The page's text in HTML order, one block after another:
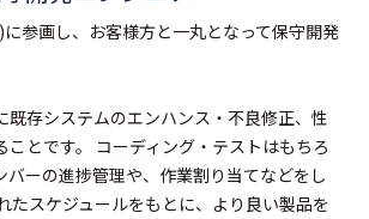
参画し、お客様方と一丸となって保守開発
既存システムのエンハンス・不良修正、性
ことです。 コーディング・テストはもちろ
バーの進捗管理や、作業割り当てなどをし
たスケジュールをもとに、より良い製品を